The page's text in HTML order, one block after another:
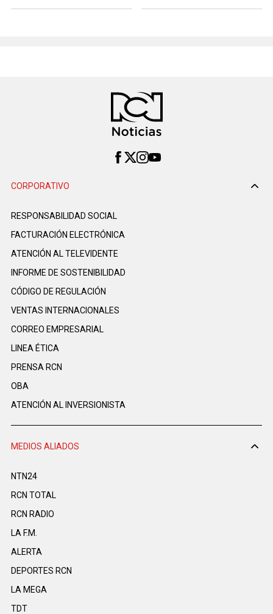
CORPORATIVO
RESPONSABILIDAD SOCIAL
FACTURACIÓN ELECTRÓNICA
ATENCIÓN AL TELEVIDENTE
INFORME DE SOSTENIBILIDAD
CÓDIGO DE REGULACIÓN
VENTAS INTERNACIONALES
CORREO EMPRESARIAL
LINEA ÉTICA
PRENSA RCN
OBA
ATENCIÓN AL INVERSIONISTA
MEDIOS ALIADOS
NTN24
RCN TOTAL
RCN RADIO
LA F.M.
ALERTA
DEPORTES RCN
LA MEGA
TDT